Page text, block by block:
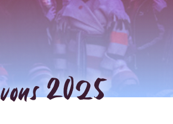
2025